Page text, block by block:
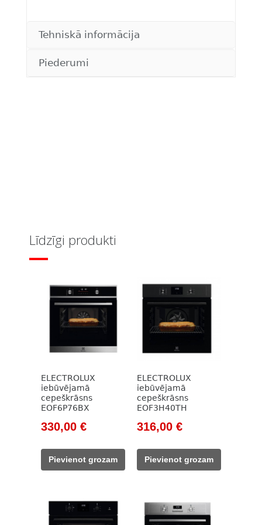
Tehniskā informācija
Piederumi
Līdzīgi produkti
ELECTROLUX
iebūvējamā
cepeškrāsns
EOF6P76BX
Original
was:
502,00 €.
330,00 €Current
330,00 €.
Pievienot grozam
ELECTROLUX
iebūvējamā
cepeškrāsns
EOF3H40TH
Original
was:
432,00 €.
316,00 €Current
316,00 €.
Pievienot grozam